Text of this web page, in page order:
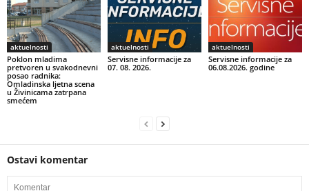
aktuelnosti
Poklon mladima
pretvoren u svakodnevni
posao radnika:
Omladinska ljetna scena
u Živinicama zatrpana
smećem
aktuelnosti
Servisne informacije za
07. 08. 2026.
aktuelnosti
Servisne informacije za
06.08.2026. godine
Ostavi komentar